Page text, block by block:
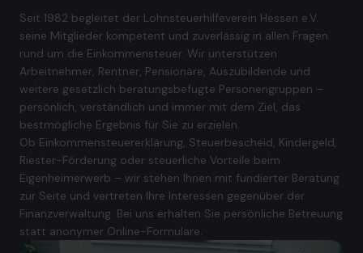
Seit 1982 begleitet der Lohnsteuerhilfeverein Hessen e.V.
seine Mitglieder kompetent und zuverlässig in allen Fragen
rund um die Einkommensteuer. Wir unterstützen
Arbeitnehmer, Rentner, Pensionäre, Auszubildende und
weitere gesetzlich beratungsbefugte Personengruppen –
persönlich, verständlich und immer mit dem Ziel, das
bestmögliche Ergebnis für Sie zu erzielen.
Ob Einkommensteuererklärung, Steuerbescheid, Kindergeld,
Riester-Förderung oder steuerliche Vorteile beim
Eigenheimerwerb – wir stehen Ihnen mit fundierter Beratung
zur Seite und vertreten Ihre Interessen gegenüber der
Finanzverwaltung. Bei uns erhalten Sie persönliche Betreuung
statt anonymer Online-Formulare.